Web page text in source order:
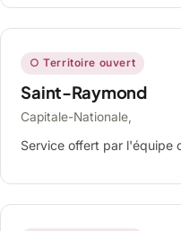
○ Territoire ouvert
Saint-Raymond
Capitale-Nationale,
Service offert par l'équipe